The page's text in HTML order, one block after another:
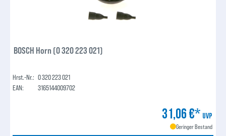
BOSCH Horn (0 320 223 021)
Hrst.-Nr.: 0 320 223 021
EAN:
3165144009702
31,06 €* UVP
Geringer Bestand